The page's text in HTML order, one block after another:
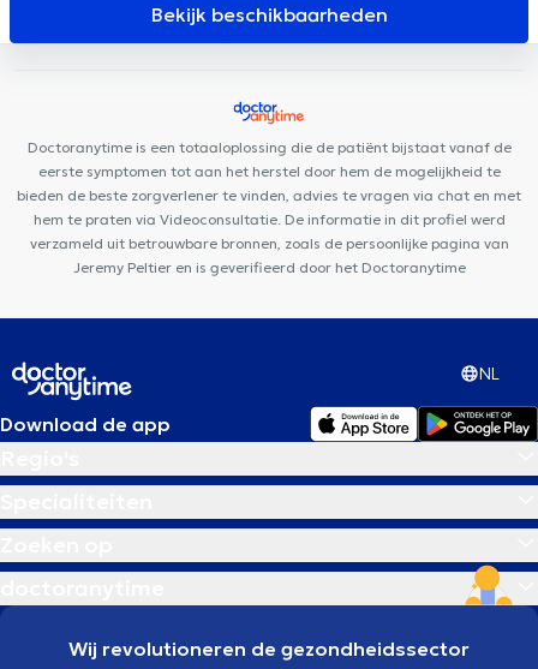
Bekijk beschikbaarheden
Doctoranytime is een totaaloplossing die de patiënt bijstaat vanaf de
eerste symptomen tot aan het herstel door hem de mogelijkheid te
bieden de beste zorgverlener te vinden, advies te vragen via chat en met
hem te praten via Videoconsultatie. De informatie in dit profiel werd
verzameld uit betrouwbare bronnen, zoals de persoonlijke pagina van
Jeremy Peltier en is geverifieerd door het Doctoranytime
NL
Download de app
Wij revolutioneren de gezondheidssector